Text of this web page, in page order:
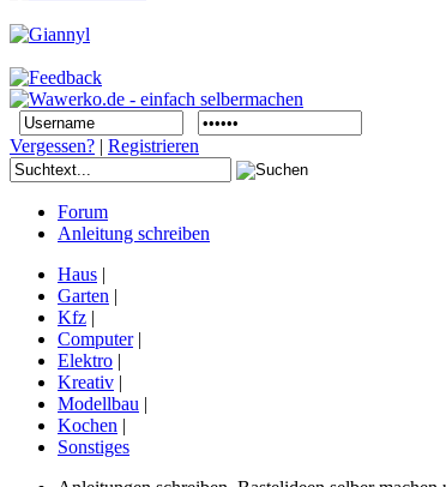
Vergessen? | Registrieren
Forum
Anleitung schreiben
Haus |
Garten |
Kfz |
Computer|
Elektro |
Kreativ |
Modellbau |
Kochen |
Sonstiges